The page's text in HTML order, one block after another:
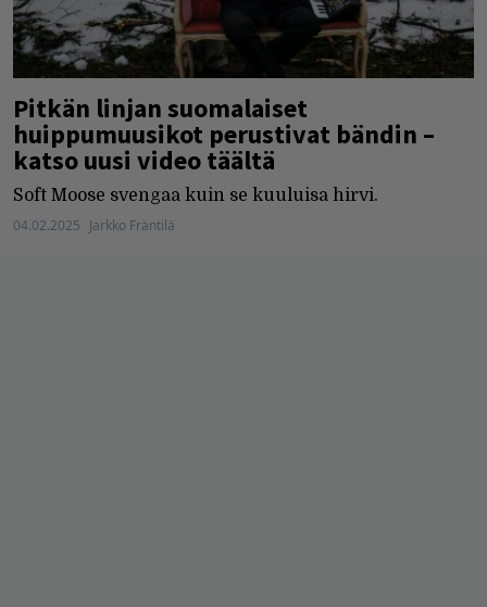
Pitkän linjan suomalaiset
huippumuusikot perustivat bändin –
katso uusi video täältä
Soft Moose svengaa kuin se kuuluisa hirvi.
04.02.2025 Jarkko Fräntilä